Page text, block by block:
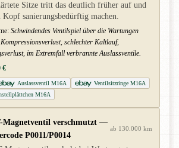
Sitze tritt das deutlich früher auf und
Kopf sanierungsbedürftig machen.
Schwindendes Ventilspiel über die Wartungen
schlechter Kaltlauf,
im Extremfall verbrannte Auslassventile.
€
Auslassventil M16A
Ventilsitzringe M16A
M16A
Magnetventil verschmutzt —
P0011/P0014
ab 130.000 km